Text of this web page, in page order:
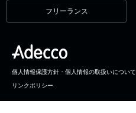
フリーランス
個人情報保護方針・個人情報の取扱いについて
リンクポリシー